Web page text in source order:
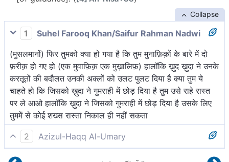
Collapse
1
Suhel Farooq Khan/Saifur Rahman Nadwi
(मुसलमानों) फिर तुमको क्या हो गया है कि तुम मुनाफ़िक़ों के बारे में दो
फ़रीक़ हो गए हो (एक मुवाफ़िक़ एक मुख़ालिफ़) हालॉकि ख़ुद ख़ुदा ने उनके
करतूतों की बदौलत उनकी अक्लों को उलट पुलट दिया है क्या तुम ये
चाहते हो कि जिसको ख़ुदा ने गुमराही में छोड़ दिया है तुम उसे राहे रास्त
पर ले आओ हालॉकि ख़ुदा ने जिसको गुमराही में छोड़ दिया है उसके लिए
तुममें से कोई शख्स रास्ता निकाल ही नहीं सकता
2
Azizul-Haqq Al-Umary
तुम्हें क्या हुआ है कि मुनाफ़िक़ों (द्विधावादियों) के बारे में दो पक्ष[1] बन गये